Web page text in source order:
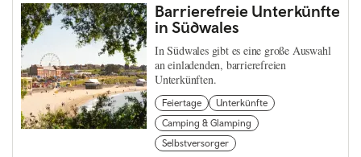
Barrierefreie Unterkünfte
in Südwales
In Südwales gibt es eine große Auswahl
an einladenden, barrierefreien
Unterkünften.
Feiertage
Unterkünfte
Camping & Glamping
Selbstversorger